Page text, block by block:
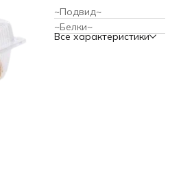
~Подвид~
~Белки~
Все характеристики